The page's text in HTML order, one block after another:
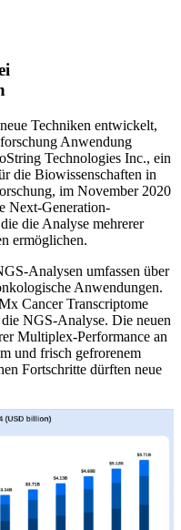
Techniken entwickelt,
Anwendung
Technologies Inc., ein
die Biowissenschaften in
im November 2020
Next-Generation-
die Analyse mehrerer
ermöglichen.
Analysen umfassen über
Anwendungen.
Cancer Transcriptome
NGS-Analyse. Die neuen
Multiplex-Performance an
und frisch gefrorenem
Fortschritte dürften neue